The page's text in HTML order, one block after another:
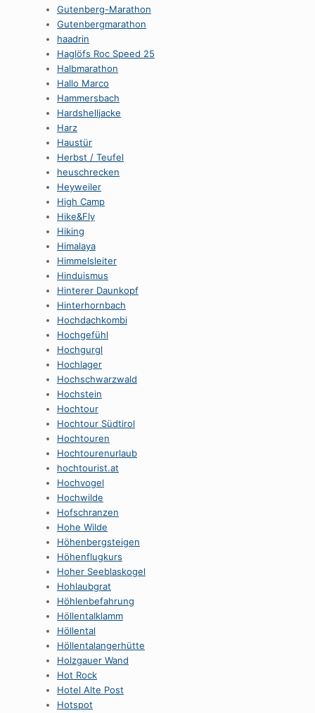
Gutenberg-Marathon
Gutenbergmarathon
haadrin
Haglöfs Roc Speed 25
Halbmarathon
Hallo Marco
Hammersbach
Hardshelljacke
Harz
Haustür
Herbst / Teufel
heuschrecken
Heyweiler
High Camp
Hike&Fly
Hiking
Himalaya
Himmelsleiter
Hinduismus
Hinterer Daunkopf
Hinterhornbach
Hochdachkombi
Hochgefühl
Hochgurgl
Hochlager
Hochschwarzwald
Hochstein
Hochtour
Hochtour Südtirol
Hochtouren
Hochtourenurlaub
hochtourist.at
Hochvogel
Hochwilde
Hofschranzen
Hohe Wilde
Höhenbergsteigen
Höhenflugkurs
Hoher Seeblaskogel
Hohlaubgrat
Höhlenbefahrung
HöllentaIklamm
Höllental
Höllentalangerhütte
Holzgauer Wand
Hot Rock
Hotel Alte Post
Hotspot